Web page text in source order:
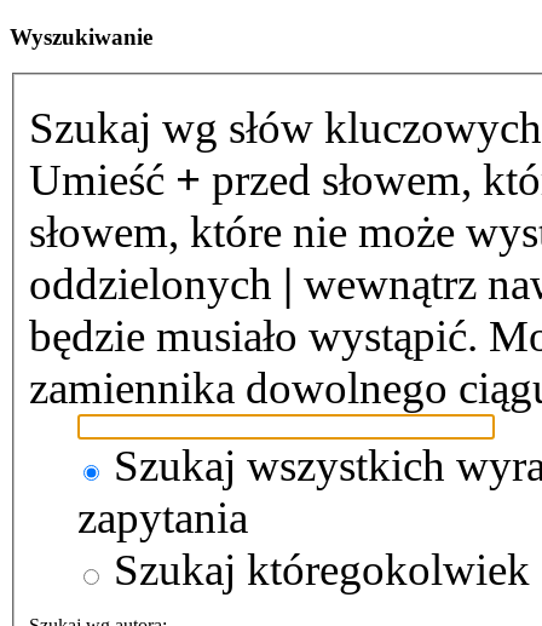
Wyszukiwanie
Szukaj wg słów
Umieść + przed słowem,
słowem, które nie może
oddzielonych | wewnątrz
będzie musiało wystąpić.
zamiennika dowolnego
Szukaj wszystkich
zapytania
Szukaj któregokolwiek